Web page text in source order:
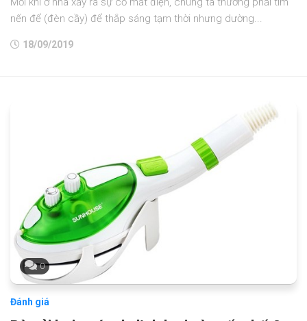
nến để (đèn cầy) để thắp sáng tạm thời nhưng dường...
18/09/2019
0
Đánh giá